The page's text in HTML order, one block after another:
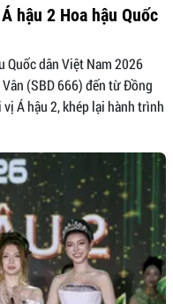
hậu 2 Hoa hậu Quốc
Quốc dân Việt Nam 2026
(SBD 666) đến từ Đồng
Á hậu 2, khép lại hành trình